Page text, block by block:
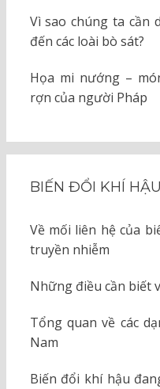
Vì sao chúng ta cần
đến các loài bò sát?
Họa mi nướng –
rợn của người Pháp
BIẾN ĐỔI KHÍ HẬU
Về mối liên hệ của
truyền nhiễm
Những điều cần biết
Tổng quan về các
Nam
Biến đổi khí hậu